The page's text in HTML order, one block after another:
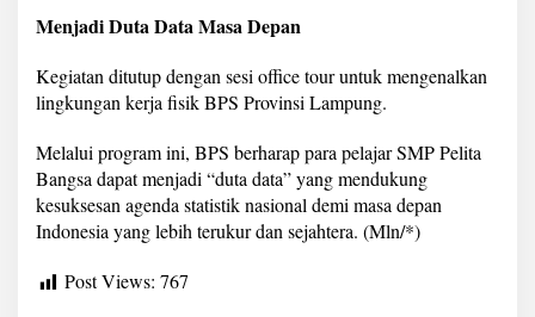
Menjadi Duta Data Masa Depan
Kegiatan ditutup dengan sesi office tour untuk mengenalkan
lingkungan kerja fisik BPS Provinsi Lampung.
Melalui program ini, BPS berharap para pelajar SMP Pelita
Bangsa dapat menjadi “duta data” yang mendukung
kesuksesan agenda statistik nasional demi masa depan
Indonesia yang lebih terukur dan sejahtera. (Mln/*)
Post Views: 767